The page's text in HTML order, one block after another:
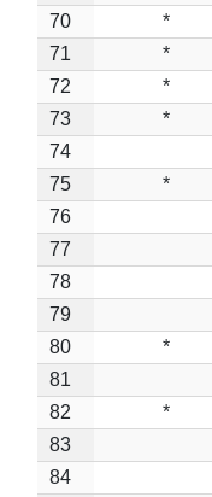
70
*
71
*
72
*
73
*
74
75
*
76
77
78
79
80
*
81
82
*
83
84